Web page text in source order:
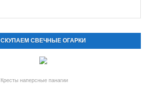
СКУПАЕМ СВЕЧНЫЕ ОГАРКИ
Кресты наперсные панагии